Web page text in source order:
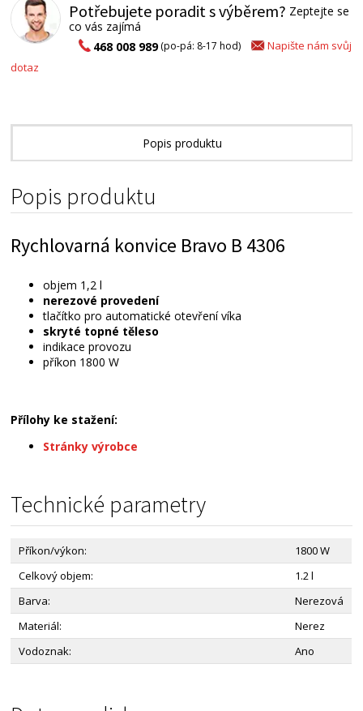
Potřebujete poradit s výběrem? Zeptejte se
co vás zajímá
468 008 989(po-pá: 8-17 hod)
Napište nám svůj
dotaz
Popis produktu
Přílohy ke stažení
Alternativní zboží
Popis produktu
Rychlovarná konvice Bravo B 4306
objem 1,2 l
nerezové provedení
tlačítko pro automatické otevření víka
skryté topné těleso
indikace provozu
příkon 1800 W
Přílohy ke stažení:
Stránky výrobce
Technické parametry
Příkon/výkon:
1800 W
Celkový objem:
1.2 l
Barva:
Nerezová
Materiál:
Nerez
Vodoznak:
Ano